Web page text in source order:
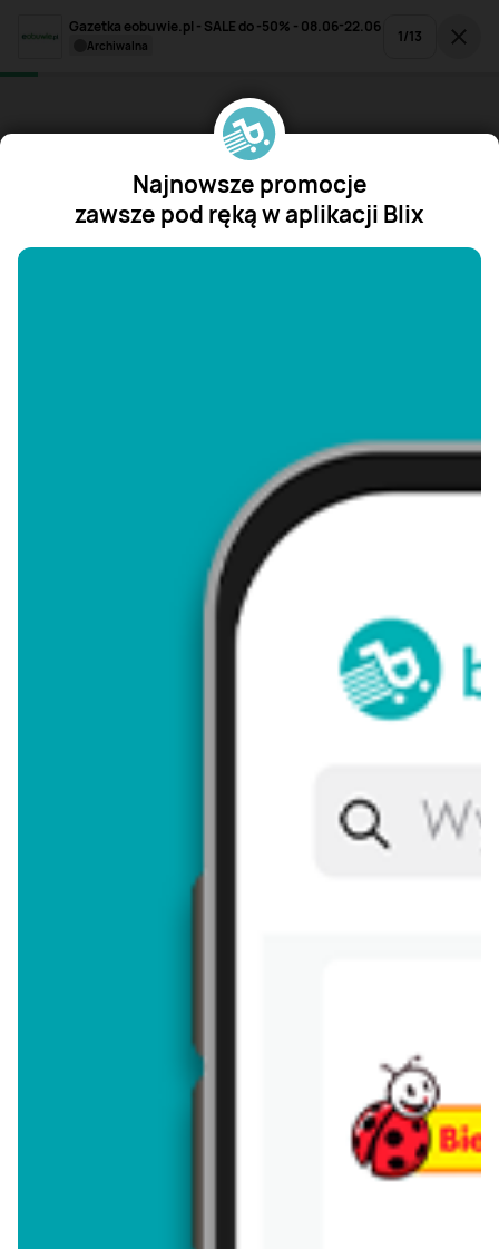
Gazetka eobuwie.pl - SALE do -50% - 08.06-22.06
archiwalna 1/13
Najnowsze promocje
zawsze pod ręką w aplikacji Blix
"/>